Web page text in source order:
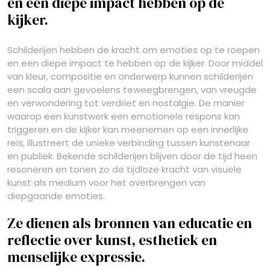
kijker.
Schilderijen hebben de kracht om emoties op te roepen
en een diepe impact te hebben op de kijker. Door middel
van kleur, compositie en onderwerp kunnen schilderijen
een scala aan gevoelens teweegbrengen, van vreugde
en verwondering tot verdriet en nostalgie. De manier
waarop een kunstwerk een emotionele respons kan
triggeren en de kijker kan meenemen op een innerlijke
reis, illustreert de unieke verbinding tussen kunstenaar
en publiek. Bekende schilderijen blijven door de tijd heen
resoneren en tonen zo de tijdloze kracht van visuele
kunst als medium voor het overbrengen van
diepgaande emoties.
Ze dienen als bronnen van educatie en
reflectie over kunst, esthetiek en
menselijke expressie.